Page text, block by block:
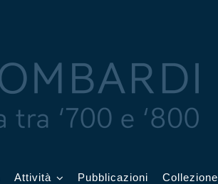
Attività Pubblicazioni Collezione